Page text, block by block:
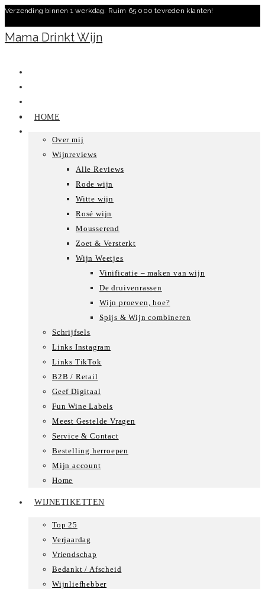
Ga
naar
inhoud
Verzending binnen 1 werkdag. Ruim 65.000 tevreden klanten!
Mama Drinkt Wijn
HOME
Over mij
Wijnreviews
Alle Reviews
Rode wijn
Witte wijn
Rosé wijn
Mousserend
Zoet & Versterkt
Wijn Weetjes
Vinificatie – maken van wijn
De druivenrassen
Wijn proeven, hoe?
Spijs & Wijn combineren
Schrijfsels
Links Instagram
Links TikTok
B2B / Retail
Geef Digitaal
Fun Wine Labels
Meest Gestelde Vragen
Service & Contact
Bestelling herroepen
Mijn account
Home
WIJNETIKETTEN
Top 25
Verjaardag
Vriendschap
Bedankt / Afscheid
Wijnliefhebber